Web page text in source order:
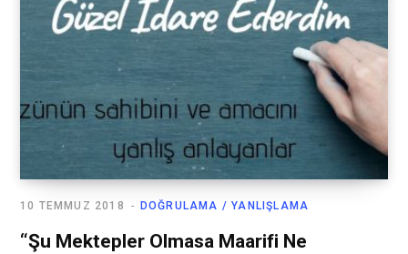
DOĞRULAMA / YANLIŞLAMA
10 TEMMUZ 2018
“Şu Mektepler Olmasa Maarifi Ne